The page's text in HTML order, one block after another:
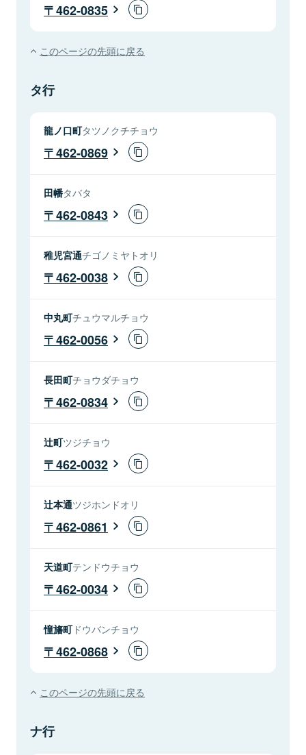
462-0835
このページの先頭に戻る
タ行
龍ノ口町タツノクチチョウ
462-0869
田幡タバタ
462-0843
稚児宮通チゴノミヤトオリ
462-0038
中丸町チュウマルチョウ
462-0056
長田町チョウダチョウ
462-0834
辻町ツジチョウ
462-0032
辻本通ツジホンドオリ
462-0861
天道町テンドウチョウ
462-0034
憧旛町ドウバンチョウ
462-0868
このページの先頭に戻る
ナ行